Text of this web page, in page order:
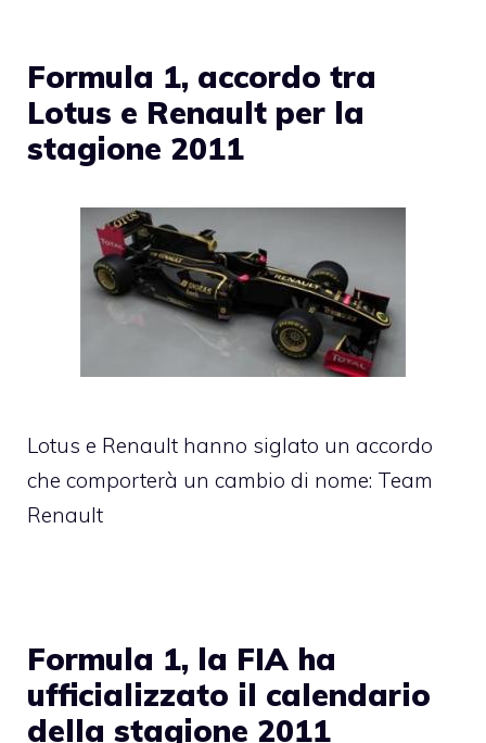
Formula 1, accordo tra
Lotus e Renault per la
stagione 2011
Lotus e Renault hanno siglato un accordo
che comporterà un cambio di nome: Team
Renault
Formula 1, la FIA ha
ufficializzato il calendario
della stagione 2011